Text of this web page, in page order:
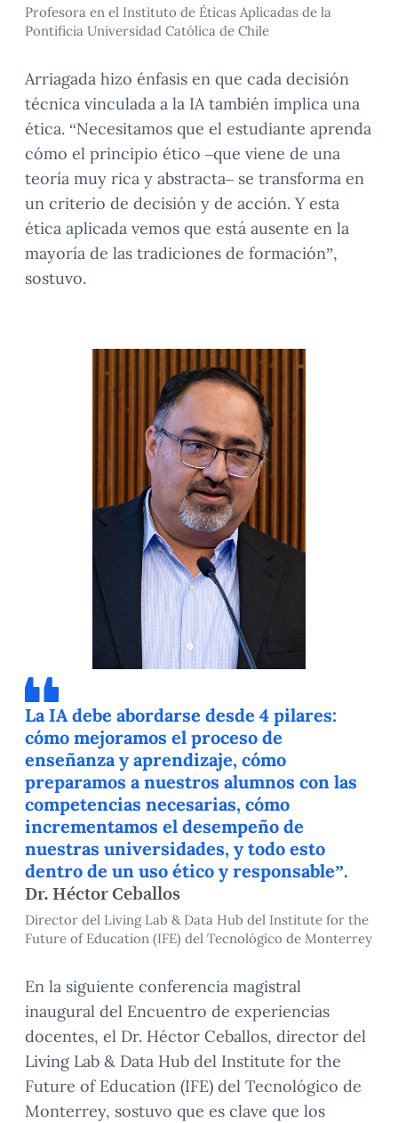
Profesora en el Instituto de Éticas Aplicadas de la
Pontificia Universidad Católica de Chile
Arriagada hizo énfasis en que cada decisión
técnica vinculada a la IA también implica una
ética. “Necesitamos que el estudiante aprenda
cómo el principio ético –que viene de una
teoría muy rica y abstracta– se transforma en
un criterio de decisión y de acción. Y esta
ética aplicada vemos que está ausente en la
mayoría de las tradiciones de formación”,
sostuvo.
La IA debe abordarse desde 4 pilares:
cómo mejoramos el proceso de
enseñanza y aprendizaje, cómo
preparamos a nuestros alumnos con las
competencias necesarias, cómo
incrementamos el desempeño de
nuestras universidades, y todo esto
dentro de un uso ético y responsable”.
Dr. Héctor Ceballos
Director del Living Lab & Data Hub del Institute for the
Future of Education (IFE) del Tecnológico de Monterrey
En la siguiente conferencia magistral
inaugural del Encuentro de experiencias
docentes, el Dr. Héctor Ceballos, director del
Living Lab & Data Hub del Institute for the
Future of Education (IFE) del Tecnológico de
Monterrey, sostuvo que es clave que los